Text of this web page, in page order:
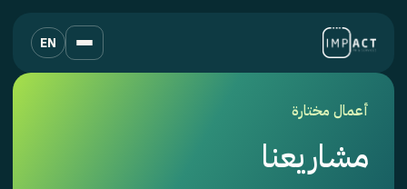
EN
أعمال مختارة
مشاريعنا